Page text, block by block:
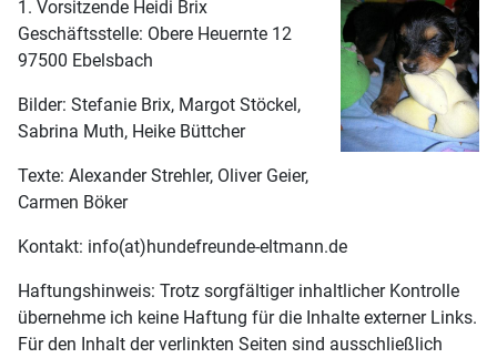
1. Vorsitzende Heidi Brix
Geschäftsstelle: Obere Heuernte 12
97500 Ebelsbach
Bilder: Stefanie Brix, Margot Stöckel,
Sabrina Muth, Heike Büttcher
Texte: Alexander Strehler, Oliver Geier,
Carmen Böker
Kontakt: info(at)hundefreunde-eltmann.de
Haftungshinweis: Trotz sorgfältiger inhaltlicher Kontrolle
übernehme ich keine Haftung für die Inhalte externer Links.
Für den Inhalt der verlinkten Seiten sind ausschließlich